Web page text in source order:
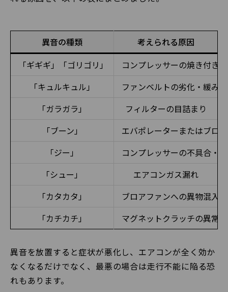
異音の種類
考えられる原因
「ギギギ」「ゴリゴリ」
コンプレッサーの焼き付き
「キュルキュル」
ファンベルトの劣化・緩み
「ガラガラ」
フィルターの目詰まり
「ブーン」
エバポレーターまたはブロ
「ジー」
コンプレッサーの不具合・
「シュー」
エアコンガス漏れ
「カタカタ」
ブロアファンへの異物混入
「カチカチ」
マグネットクラッチの異常
異音を放置すると症状が悪化し、エアコンが全く効か
なくなるだけでなく、最悪の場合は走行不能に陥る恐
れもあります。